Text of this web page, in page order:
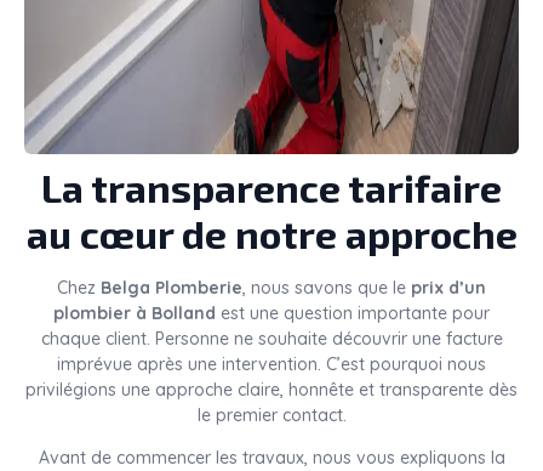
La transparence tarifaire
au cœur de notre approche
Chez Belga Plomberie, nous savons que le prix d’un
plombier à Bolland est une question importante pour
chaque client. Personne ne souhaite découvrir une facture
imprévue après une intervention. C’est pourquoi nous
privilégions une approche claire, honnête et transparente dès
le premier contact.
Avant de commencer les travaux, nous vous expliquons la